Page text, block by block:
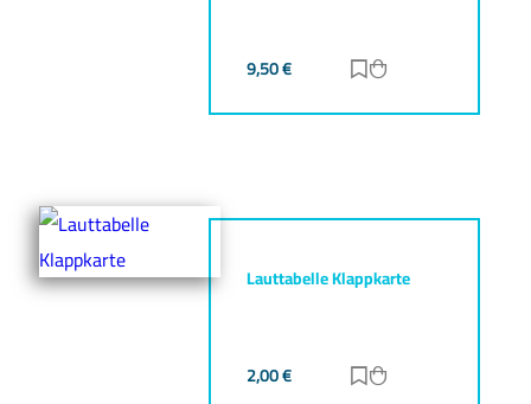
9,50€ Zur Merkliste
Lauttabelle Klappkarte
2,00€ Zur Merkliste